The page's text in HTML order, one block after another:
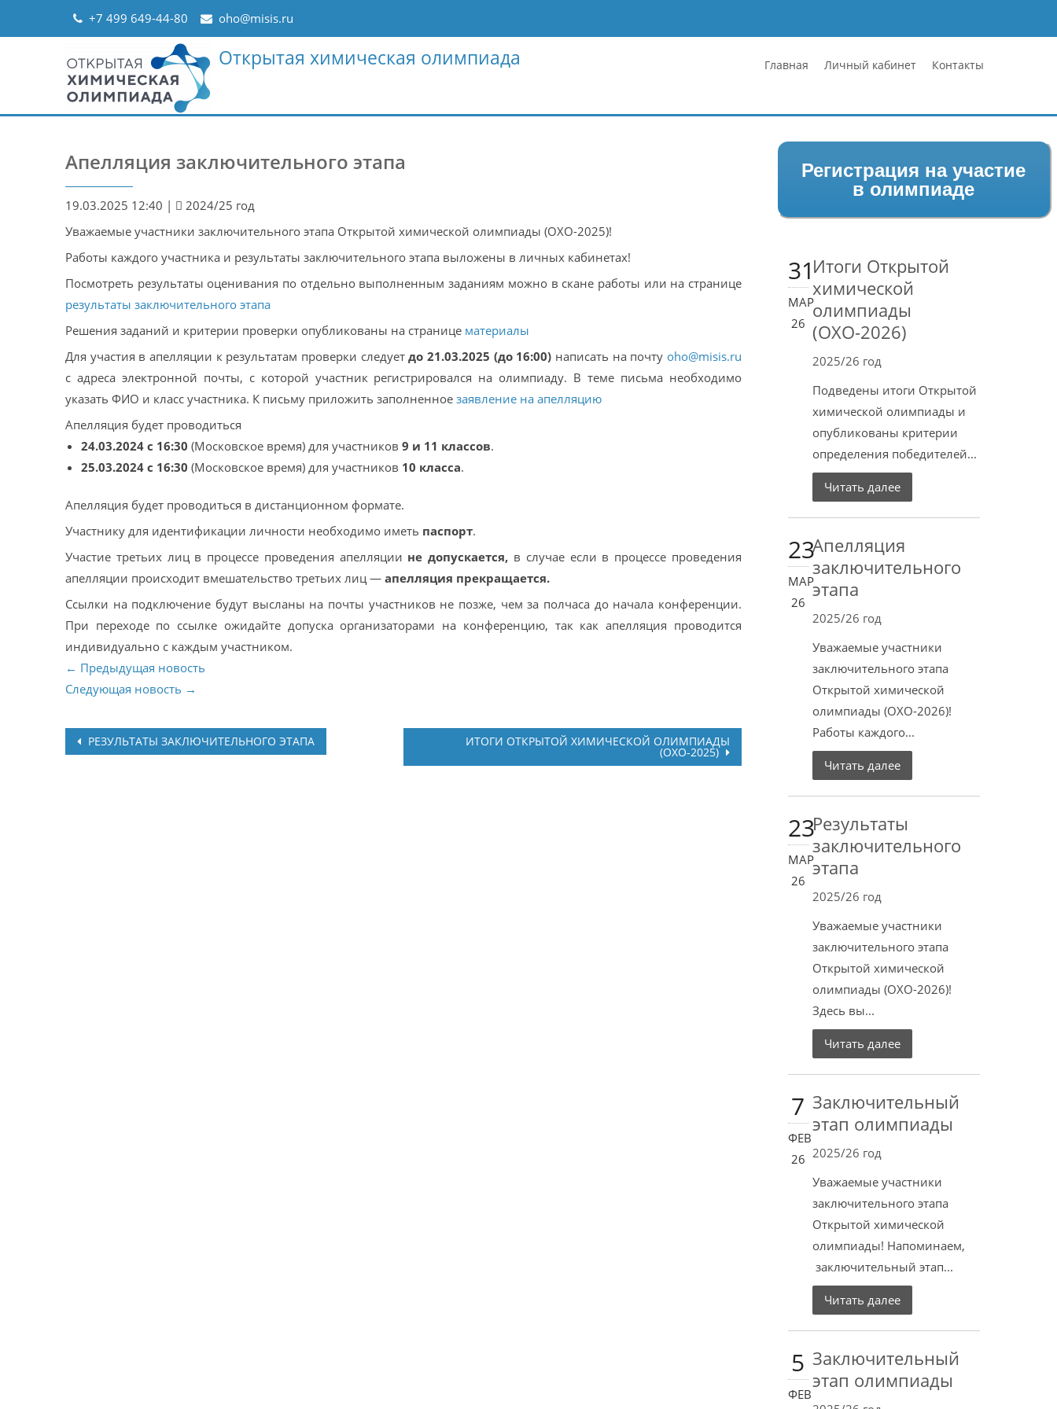
+7 499 649-44-80 oho@misis.ru
Открытая химическая олимпиада Главная Личный кабинет Контакты
Апелляция заключительного этапа
19.03.2025 12:40 |
2024/25 год
Уважаемые участники заключительного этапа Открытой химической олимпиады (ОХО-2025)!
Работы каждого участника и результаты заключительного этапа выложены в личных кабинетах!
Посмотреть результаты оценивания по отдельно выполненным заданиям можно в скане работы или на странице
результаты заключительного этапа
Решения заданий и критерии проверки опубликованы на странице материалы
Для участия в апелляции к результатам проверки следуетдо 21.03.2025 (до 16:00) написать на почту oho@misis.ru
с адреса электронной почты, с которой участник регистрировался на олимпиаду. В теме письма необходимо
указать ФИО и класс участника. К письму приложить заполненное заявление на апелляцию
Апелляция будет проводиться
24.03.2024 с 16:30 (Московское время) для участников 9 и 11 классов.
25.03.2024 с 16:30 (Московское время) для участников 10 класса.
Апелляция будет проводиться в дистанционном формате.
Участнику для идентификации личности необходимо иметь паспорт.
Участие третьих лиц в процессе проведения апелляции не допускается, в случае если в процессе проведения
апелляции происходит вмешательство третьих лиц — апелляция прекращается.
Ссылки на подключение будут высланы на почты участников не позже, чем за полчаса до начала конференции.
При переходе по ссылке ожидайте допуска организаторами на конференцию, так как апелляция проводится
индивидуально с каждым участником.
← Предыдущая новость
Следующая новость →
Post
РЕЗУЛЬТАТЫ ЗАКЛЮЧИТЕЛЬНОГО ЭТАПА ИТОГИ ОТКРЫТОЙ ХИМИЧЕСКОЙ ОЛИМПИАДЫ
(ОХО-2025)
Регистрация на участие
в олимпиаде
31
МАР
26
Итоги Открытой
химической
олимпиады
(ОХО-2026)
2025/26 год
Подведены итоги Открытой
химической олимпиады и
опубликованы критерии
определения победителей...
Читать далее
23
МАР
26
Апелляция
заключительного
этапа
2025/26 год
Уважаемые участники
заключительного этапа
Открытой химической
олимпиады (ОХО-2026)!
Работы каждого...
Читать далее
23
МАР
26
Результаты
заключительного
этапа
2025/26 год
Уважаемые участники
заключительного этапа
Открытой химической
олимпиады (ОХО-2026)!
Здесь вы...
Читать далее
7
ФЕВ
26
Заключительный
этап олимпиады
2025/26 год
Уважаемые участники
заключительного этапа
Открытой химической
олимпиады! Напоминаем,
заключительный этап...
Читать далее
5
ФЕВ
Заключительный
этап олимпиады